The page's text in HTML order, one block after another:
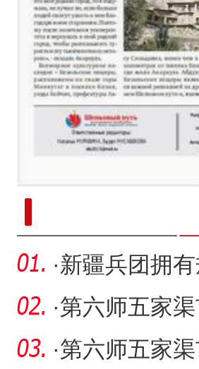
·新疆兵团拥
业1300余家
·第六师五家
业向“新”而行
·第六师五家